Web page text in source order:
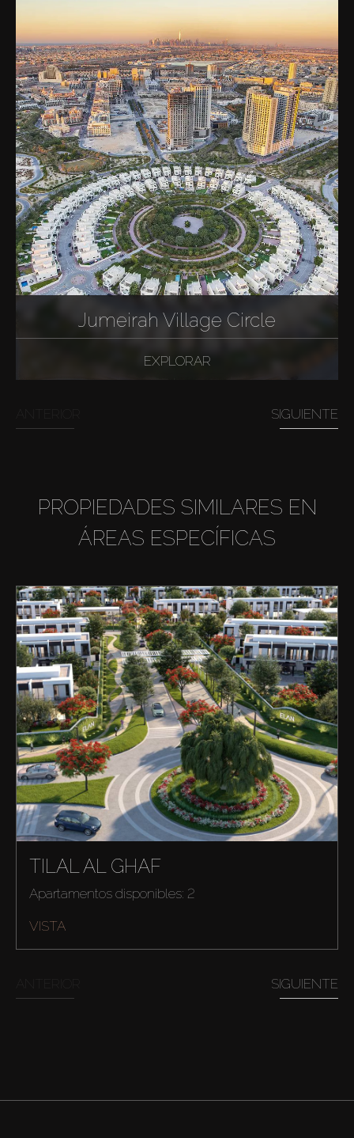
Jumeirah Village Circle
EXPLORAR
SIGUIENTE
PROPIEDADES SIMILARES EN
ÁREAS ESPECÍFICAS
TILAL AL GHAF
Apartamentos disponibles: 2
VISTA
SIGUIENTE